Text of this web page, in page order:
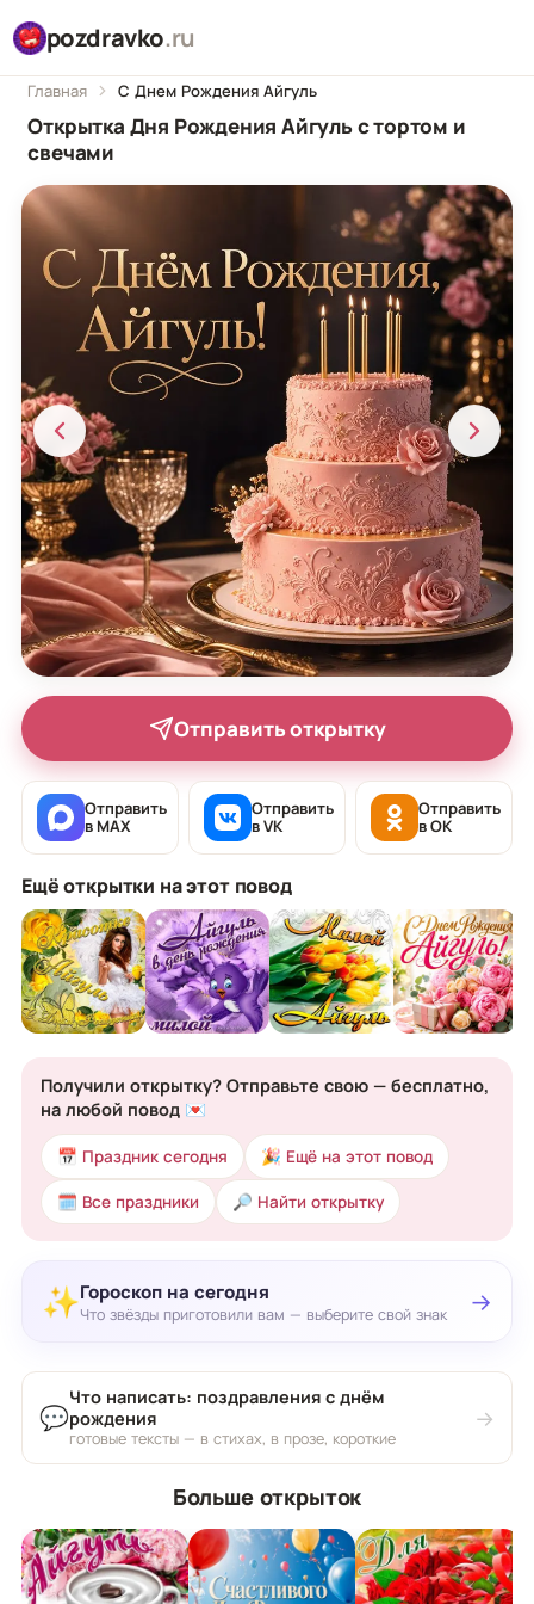
pozdravko.ru
Главная С Днем Рождения Айгуль
Открытка Дня Рождения Айгуль с тортом и
свечами
Отправить открытку
Отправить
в MAX
Отправить
в VK
Отправить
в OK
Ещё открытки на этот повод
Получили открытку? Отправьте свою — бесплатно,
на любой повод 💌
📅 Праздник сегодня 🎉 Ещё на этот повод
🗓 Все праздники 🔎 Найти открытку
✨Гороскоп на сегодня
Что звёзды приготовили вам — выберите свой знак →
💬
Что написать: поздравления с днём
рождения
готовые тексты — в стихах, в прозе, короткие
→
Больше открыток